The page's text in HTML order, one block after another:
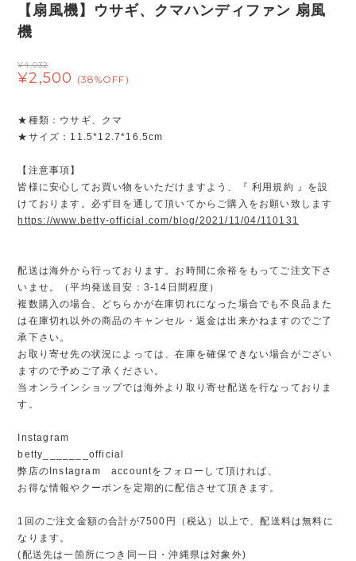
【扇風機】ウサギ、クマハンディファン 扇風
機
¥4,032
¥2,500 (38%OFF)
★種類：ウサギ、クマ
★サイズ：11.5*12.7*16.5cm
【注意事項】
皆様に安心してお買い物をいただけますよう、『 利用規約 』を設
けております。必ず目を通して頂いてからご購入をお願い致します
https://www.betty-official.com/blog/2021/11/04/110131
配送は海外から行っております。お時間に余裕をもってご注文下さ
いませ。（平均発送目安：3-14日間程度）
複数購入の場合、どちらかが在庫切れになった場合でも不良品また
は在庫切れ以外の商品のキャンセル・返金は出来かねますのでご了
承下さい。
お取り寄せ先の状況によっては、在庫を確保できない場合がござい
ますので予めご了承ください。
当オンラインショップでは海外より取り寄せ配送を行なっておりま
す。
Instagram
betty_______official
弊店のInstagram accountをフォローして頂ければ、
お得な情報やクーポンを定期的に配信させて頂きます。
1回のご注文金額の合計が7500円（税込）以上で、配送料は無料に
なります。
(配送先は一箇所につき同一日・沖縄県は対象外)